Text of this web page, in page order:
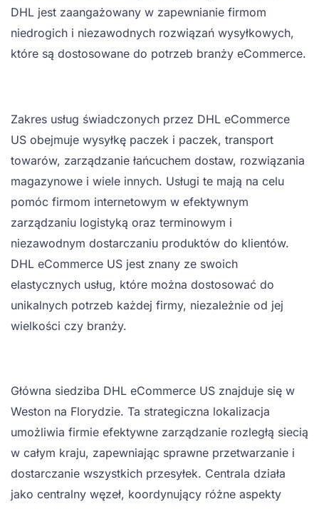
DHL jest zaangażowany w zapewnianie firmom
niedrogich i niezawodnych rozwiązań wysyłkowych,
które są dostosowane do potrzeb branży eCommerce.
Zakres usług świadczonych przez DHL eCommerce
US obejmuje wysyłkę paczek i paczek, transport
towarów, zarządzanie łańcuchem dostaw, rozwiązania
magazynowe i wiele innych. Usługi te mają na celu
pomóc firmom internetowym w efektywnym
zarządzaniu logistyką oraz terminowym i
niezawodnym dostarczaniu produktów do klientów.
DHL eCommerce US jest znany ze swoich
elastycznych usług, które można dostosować do
unikalnych potrzeb każdej firmy, niezależnie od jej
wielkości czy branży.
Główna siedziba DHL eCommerce US znajduje się w
Weston na Florydzie. Ta strategiczna lokalizacja
umożliwia firmie efektywne zarządzanie rozległą siecią
w całym kraju, zapewniając sprawne przetwarzanie i
dostarczanie wszystkich przesyłek. Centrala działa
jako centralny węzeł, koordynujący różne aspekty